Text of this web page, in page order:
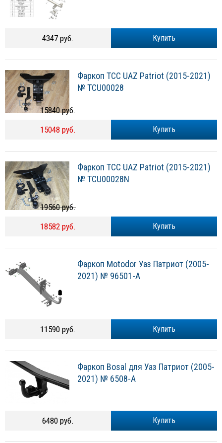
Купить
4347 руб.
Фаркоп TCC UAZ Patriot (2015-2021)
№ TCU00028
Купить
15840 руб.
15048 руб.
Фаркоп TCC UAZ Patriot (2015-2021)
№ TCU00028N
Купить
19560 руб.
18582 руб.
Фаркоп Motodor Уаз Патриот (2005-
2021) № 96501-A
Купить
11590 руб.
Фаркоп Bosal для Уаз Патриот (2005-
2021) № 6508-A
Купить
6480 руб.